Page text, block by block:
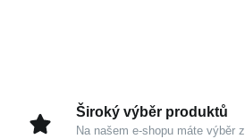
Široký výběr produktů
Na našem e-shopu máte výběr z